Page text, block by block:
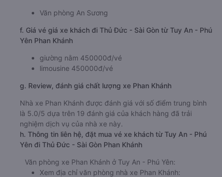
Văn phòng An Sương
f. Giá vé giá xe khách đi Thủ Đức - Sài Gòn từ Tuy An - Phú
Yên Phan Khánh
giường nằm 450000đ/vé
limousine 450000đ/vé
g. Review, đánh giá chất lượng xe Phan Khánh
Nhà xe Phan Khánh được đánh giá với số điểm trung bình
là 5.0/5 dựa trên 19 đánh giá của khách hàng đã trải
nghiệm dịch vụ của nhà xe này.
h. Thông tin liên hệ, đặt mua vé xe khách từ Tuy An - Phú
Yên đi Thủ Đức - Sài Gòn Phan Khánh
Văn phòng xe Phan Khánh ở Tuy An - Phú Yên:
Xem địa chỉ văn phòng nhà xe Phan Khánh: